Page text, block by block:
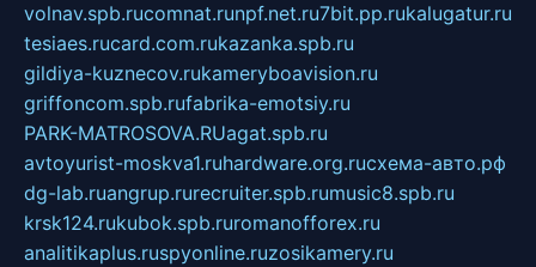
volnav.spb.rucomnat.runpf.net.ru7bit.pp.rukalugatur.ru
tesiaes.rucard.com.rukazanka.spb.ru
gildiya-kuznecov.rukameryboavision.ru
griffoncom.spb.rufabrika-emotsiy.ru
PARK-MATROSOVA.RUagat.spb.ru
avtoyurist-moskva1.ruhardware.org.ruсхема-авто.рф
dg-lab.ruangrup.rurecruiter.spb.rumusic8.spb.ru
krsk124.rukubok.spb.ruromanofforex.ru
analitikaplus.ruspyonline.ruzosikamery.ru